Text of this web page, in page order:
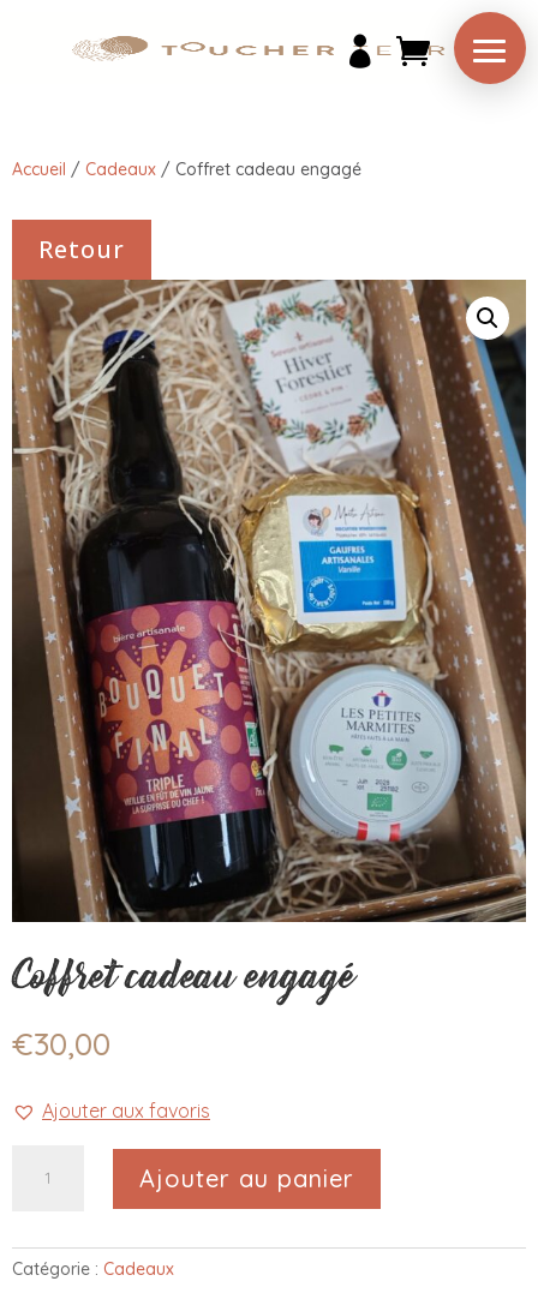

Accueil / Cadeaux / Coffret cadeau engagé
Retour
Coffret cadeau engagé
€30,00
Ajouter aux favoris
engagé
Ajouter au panier
Catégorie : Cadeaux